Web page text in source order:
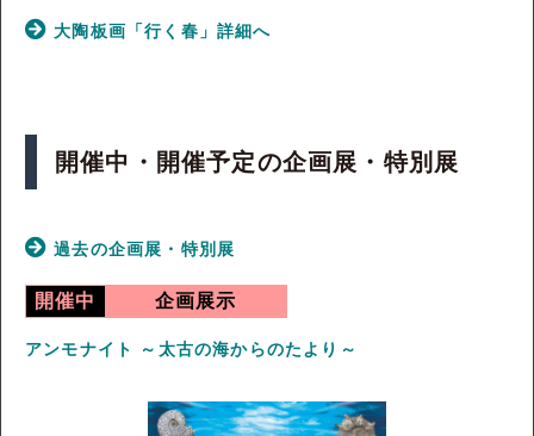
大陶板画「行く春」詳細へ
開催中・開催予定の企画展・特別展
過去の企画展・特別展
開催中 企画展示
アンモナイト ～太古の海からのたより～